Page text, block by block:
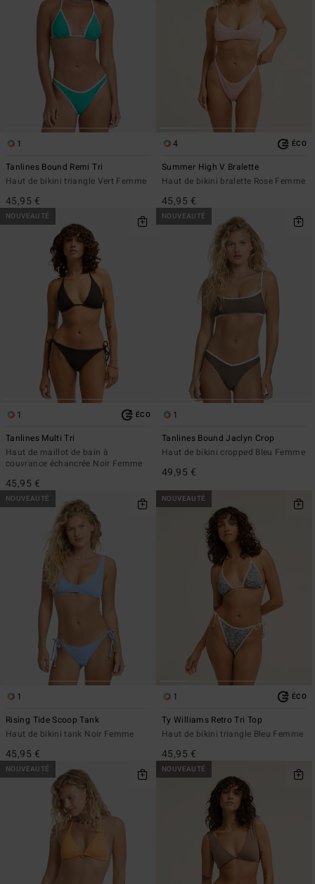
1
Tanlines Bound Remi Tri
Haut de bikini triangle Vert Femme
45,95 €
4 ÉCO
Summer High V Bralette
Haut de bikini bralette Rose Femme
45,95 €
NOUVEAUTÉ
1 ÉCO
Tanlines Multi Tri
Haut de maillot de bain à
couvrance échancrée Noir Femme
45,95 €
NOUVEAUTÉ
1
Tanlines Bound Jaclyn Crop
Haut de bikini cropped Bleu Femme
49,95 €
NOUVEAUTÉ
1
Rising Tide Scoop Tank
Haut de bikini tank Noir Femme
45,95 €
NOUVEAUTÉ
1 ÉCO
Ty Williams Retro Tri Top
Haut de bikini triangle Bleu Femme
45,95 €
NOUVEAUTÉ NOUVEAUTÉ